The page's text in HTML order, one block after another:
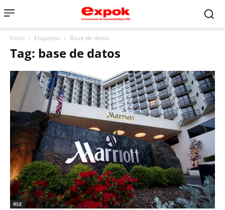
Inicio Etiquetas Base de datos
Tag: base de datos
RSE